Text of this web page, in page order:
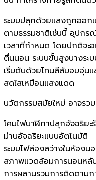
ระบบปลุกด้วยแสงถูกออก
ตามธรรมชาติเช่นนี้ อุปกร
เวลาที่กำหนด โดยปกติจะ
ตื่นนอน ระบบขั้นสูงบางร
เริ่มต้นด้วยโทนสีส้มอบอุ่นแ
สดใสเหมือนแสงแดด
นวัตกรรมสมัยใหม่ อาจรว
โคมไฟนาฬิกาปลุกอัจฉริย
ม่านอัจฉริยะแบบอัตโนมัติ
ระบบไฟส่องสว่างในห้อง
สภาพแวดล้อมการนอนหลั
การผสานรวมการติดตาม